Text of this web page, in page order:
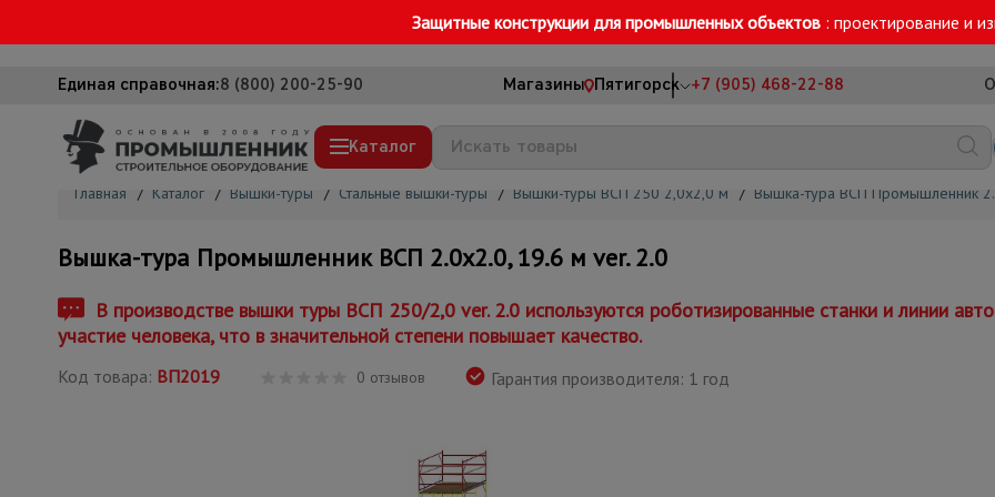
Защитные конструкции для промышленных объектов : проектирование и
Единая справочная:8 (800) 200-25-90 Магазины Пятигорск +7 (905) 468-22-88
Каталог
Вышки-туры
Подмости строительные
Сетка, тенты, брезенты
Строительные подъемники
Мусоропровод строительный
Главная / Каталог / Вышки-туры / Стальные вышки-туры / Вышки-туры ВСП 250 2,0х2,0 м / Вышка-тура ВСП Промышленник
Вышка-тура Промышленник ВСП 2.0х2.0, 19.6 м ver. 2.0
В производстве вышки туры ВСП 250/2,0 ver. 2.0 используются роботизированные станки и линии
участие человека, что в значительной степени повышает качество.
Код товара: ВП2019 0 отзывов Гарантия производителя: 1 год